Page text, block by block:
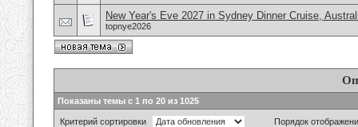
New Year's Eve 2027 in Sydney Dinner Cruise,
topnye2026
Показаны темы с 1 по 20 из 1025
Критерий сортировки
Порядок